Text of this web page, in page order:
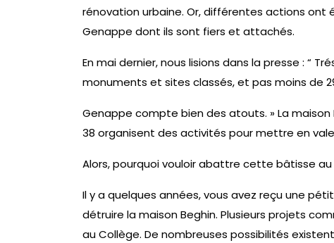
rénovation urbaine. Or, différentes actions
Genappe dont ils sont fiers et attachés.
En mai dernier, nous lisions dans la presse : “
monuments et sites classés, et pas moins de
Genappe compte bien des atouts. » La
38 organisent des activités pour mettre en
Alors, pourquoi vouloir abattre cette bâtisse
Il y a quelques années, vous avez reçu une
détruire la maison Beghin. Plusieurs projets
au Collège. De nombreuses possibilités